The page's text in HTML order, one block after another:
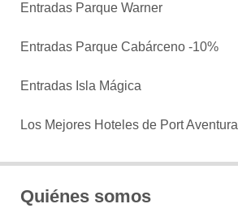
Entradas Parque Warner
Entradas Parque Cabárceno -10%
Entradas Isla Mágica
Los Mejores Hoteles de Port Aventura
Quiénes somos